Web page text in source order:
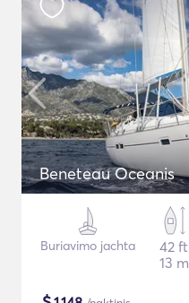
Beneteau Oceanis
Buriavimo jachta
42 ft
13 m